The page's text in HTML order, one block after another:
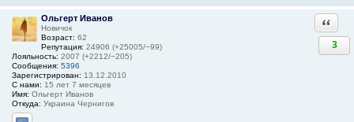
Ольгерт Иванов
Новичок
Возраст: 62
Репутация: 24906 (+25005/−99)
Лояльность: 2007 (+2212/−205)
Сообщения: 5396
Зарегистрирован: 13.12.2010
С нами: 15 лет 7 месяцев
Имя: Ольгерт Иванов
Откуда: Украина Чернигов
3